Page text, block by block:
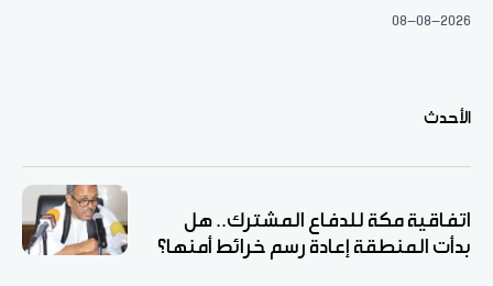
08-08-2026
الأحدث
اتفاقية مكة للدفاع المشترك.. هل
بدأت المنطقة إعادة رسم خرائط أمنها؟